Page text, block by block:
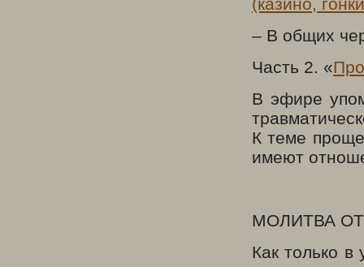
– В общих
Часть 2. «
В эфире
К теме
имеют
МОЛИТВА
Как только